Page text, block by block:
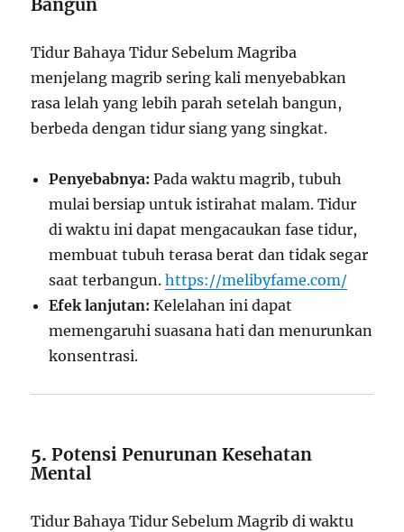
Bangun
Tidur Bahaya Tidur Sebelum Magriba
menjelang magrib sering kali menyebabkan
rasa lelah yang lebih parah setelah bangun,
berbeda dengan tidur siang yang singkat.
Penyebabnya: Pada waktu magrib, tubuh
mulai bersiap untuk istirahat malam. Tidur
di waktu ini dapat mengacaukan fase tidur,
membuat tubuh terasa berat dan tidak segar
saat terbangun.https://melibyfame.com/
Efek lanjutan: Kelelahan ini dapat
memengaruhi suasana hati dan menurunkan
konsentrasi.
5.Potensi Penurunan Kesehatan
Mental
Tidur Bahaya Tidur Sebelum Magrib di waktu